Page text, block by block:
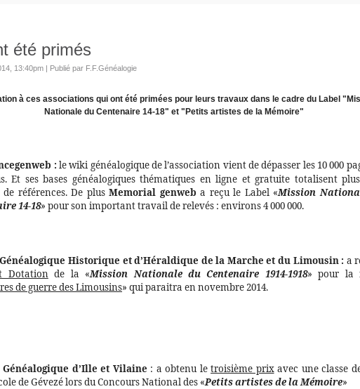
été primés
13:40pm | Publié par F.F.Généalogie
à ces associations qui ont été primées pour leurs travaux dans le cadre du Label
Nationale du Centenaire 14-18" et "Petits artistes de la Mémoire"
: le wiki généalogique de l’association vient de dépasser les 10 000
Et ses bases généalogiques thématiques en ligne et gratuite totalisent
références. De plusMemorial genweb a reçu le Label «Mission
14-18» pour son important travail de relevés : environs 4 000 000.
Historique et d’Héraldique de la Marche et du Limousin : a
Dotationde la «Mission Nationale du Centenaire 1914-1918» pour la
de guerre des Limousins» qui paraitra en novembre 2014.
Généalogique d’Ille et Vilaine : a obtenu letroisième prixavec une classe
de Gévezé lors du Concours National des «Petits artistes de la Mémoire»